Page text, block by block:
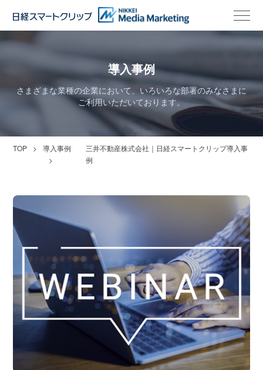
導入事例
さまざまな業種の企業において、いろいろな部署のみなさまに
ご利用いただいております。
TOP 導入事例
三井不動産株式会社｜日経スマートクリップ導入事
例